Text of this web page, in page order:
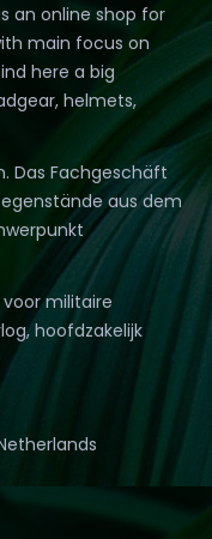
an online shop for
main focus on
here a big
helmets,
Das Fachgeschäft
aus dem
militaire
hoofdzakelijk